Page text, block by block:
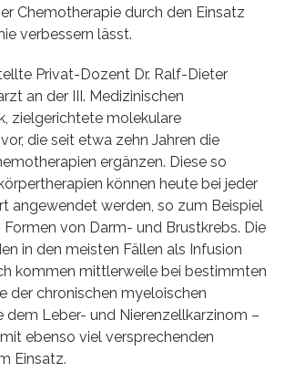
Chemotherapie durch den Einsatz
verbessern lässt.
Privat-Dozent Dr. Ralf-Dieter
an der III. Medizinischen
zielgerichtete molekulare
die seit etwa zehn Jahren die
ergänzen. Diese so
können heute bei jeder
angewendet werden, so zum Beispiel
von Darm- und Brustkrebs. Die
in den meisten Fällen als Infusion
kommen mittlerweile bei bestimmten
der chronischen myeloischen
dem Leber- und Nierenzellkarzinom –
ebenso viel versprechenden
Einsatz.